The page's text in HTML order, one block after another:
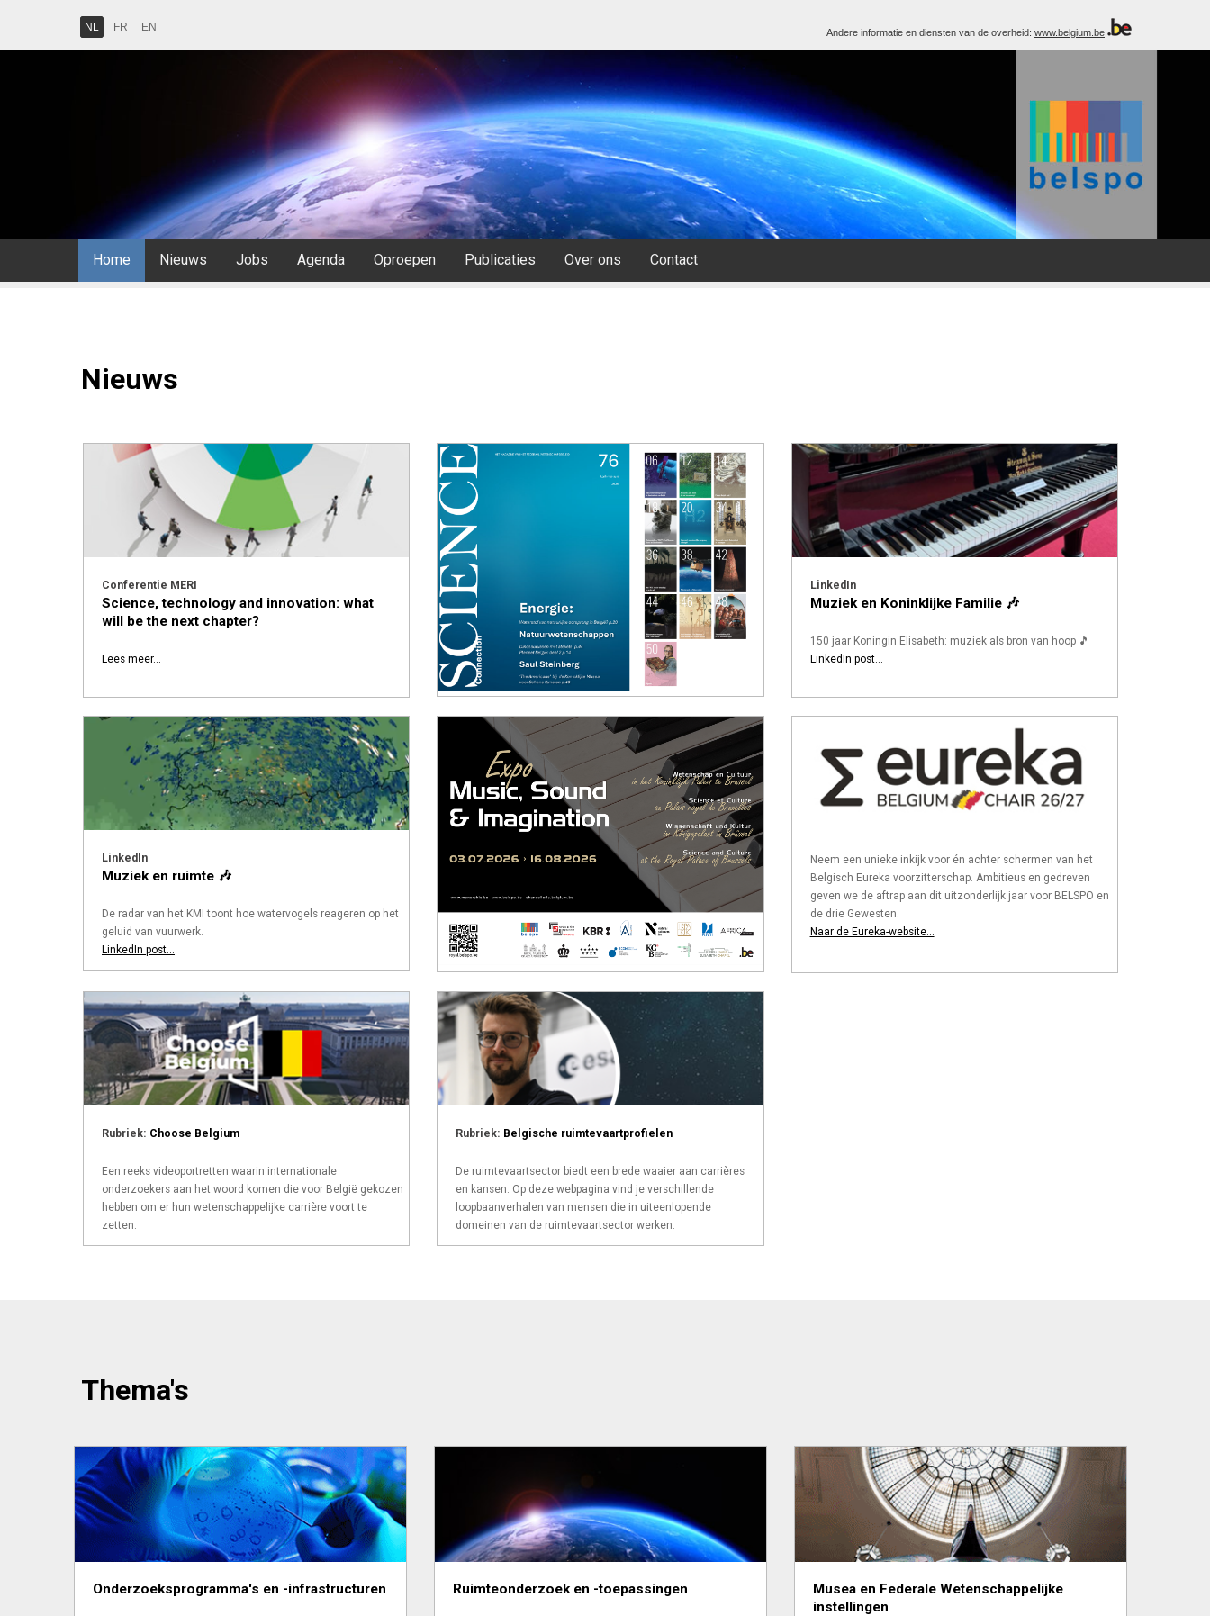
NL FR EN Andere informatie en diensten van de overheid: www.belgium.be
Home Nieuws Jobs Agenda Oproepen Publicaties Over ons Contact
Nieuws
Conferentie MERI
Science, technology and innovation: what
will be the next chapter?
Lees meer...
LinkedIn
Muziek en Koninklijke Familie 🎶
150 jaar Koningin Elisabeth: muziek als bron van hoop 🎵
LinkedIn post...
LinkedIn
Muziek en ruimte 🎶
De radar van het KMI toont hoe watervogels reageren op het
geluid van vuurwerk.
LinkedIn post...
Neem een unieke inkijk voor én achter schermen van het
Belgisch Eureka voorzitterschap. Ambitieus en gedreven
geven we de aftrap aan dit uitzonderlijk jaar voor BELSPO en
de drie Gewesten.
Naar de Eureka-website...
Rubriek: Choose Belgium
Een reeks videoportretten waarin internationale
onderzoekers aan het woord komen die voor België gekozen
hebben om er hun wetenschappelijke carrière voort te
zetten.
Rubriek: Belgische ruimtevaartprofielen
De ruimtevaartsector biedt een brede waaier aan carrières
en kansen. Op deze webpagina vind je verschillende
loopbaanverhalen van mensen die in uiteenlopende
domeinen van de ruimtevaartsector werken.
Thema's
Onderzoeksprogramma's en -infrastructuren Ruimteonderzoek en -toepassingen
Musea en Federale Weten­schap­pelijke
instellingen